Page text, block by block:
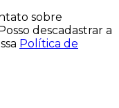
sobre
descadastrar a
Política de